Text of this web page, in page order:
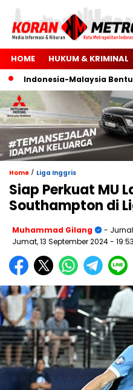
HOME HUKUM & KRIMINAL
Indonesia-Malaysia Bentuk
Home / Liga Inggris
Siap Perkuat MU
Southampton di
Muhammad Gilang
-
Jumat, 13 September 2024-